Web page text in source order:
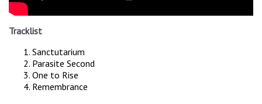
Tracklist
Sanctutarium
Parasite Second
One to Rise
Remembrance